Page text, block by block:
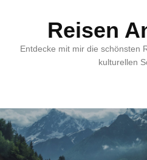
Reisen
Entdecke mit mir die schönsten
kulturellen